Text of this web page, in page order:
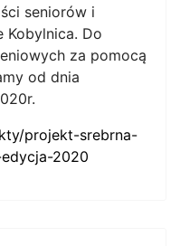
seniorów i
Kobylnica. Do
za pomocą
od dnia
projekt-srebrna-
2020